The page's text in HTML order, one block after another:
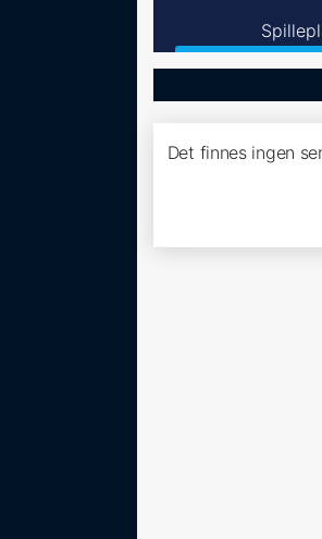
Det finnes ingen